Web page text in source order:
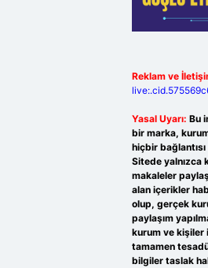
Reklam ve
Yasal Uyarı: Bu
bir marka,
hiçbir
Sitede yalnızca
makaleler
alan içerikler
olup, gerçek
paylaşım
kurum ve kişiler
tamamen
bilgiler taslak